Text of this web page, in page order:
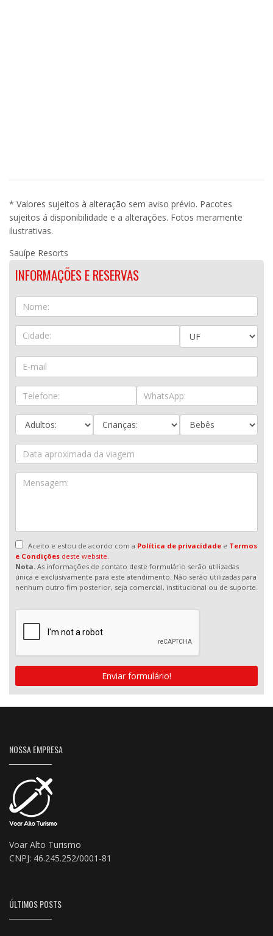
* Valores sujeitos à alteração sem aviso prévio. Pacotes
sujeitos á disponibilidade e a alterações. Fotos meramente
ilustrativas.
Sauípe Resorts
INFORMAÇÕES E RESERVAS
Aceito e estou de acordo com a Política de privacidadee Termos
e Condições deste website.
Nota. As informações de contato deste formulário serão utilizadas
única e exclusivamente para este atendimento. Não serão utilizadas para
nenhum outro fim posterior, seja comercial, institucional ou de suporte.
Enviar formulário!
NOSSA EMPRESA
Voar Alto Turismo
CNPJ: 46.245.252/0001-81
ÚLTIMOS POSTS